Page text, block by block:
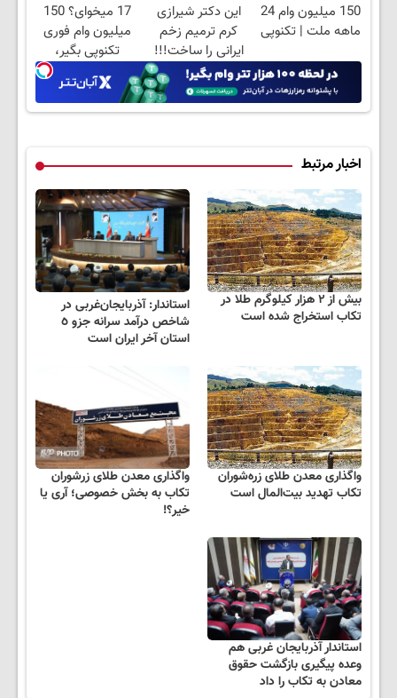
150 میلیون وام 24
ماهه ملت | تکنوپی
این دکتر شیرازی
کرم ترمیم زخم
ایرانی را ساخت!!!
17 میخوای؟ 150
میلیون وام فوری
تکنوپی بگیر،
نارنجیشو بخر😍
اخبار مرتبط
بیش از ٢ هزار کیلوگرم طلا در
تکاب استخراج شده است
استاندار: آذربایجان‌غربی در
شاخص درآمد سرانه جزو ٥
استان آخر ایران است
واگذاری معدن طلای زره‌شوران
تکاب تهدید بیت‌المال است
واگذاری معدن طلای زرشوران
تکاب به بخش خصوصی؛ آری یا
خیر؟!
استاندار آذربایجان غربی هم
وعده پیگیری بازگشت حقوق
معادن به تکاب را داد